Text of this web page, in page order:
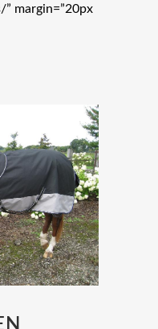
margin=”20px